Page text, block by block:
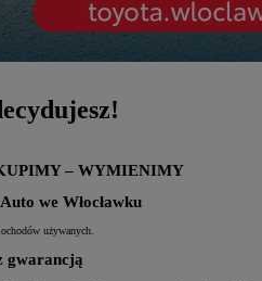
– WYMIENIMY
we Włocławku
używanych.
gwarancją